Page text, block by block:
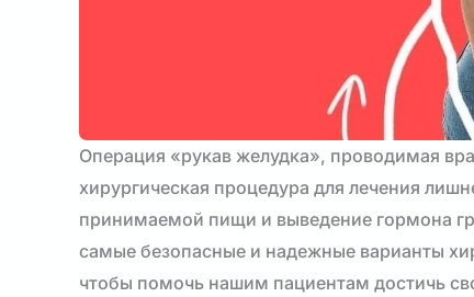
Операция «рукав желудка», проводимая
хирургическая процедура для лечения
принимаемой пищи и выведение гормона
самые безопасные и надежные варианты
чтобы помочь нашим пациентам достичь